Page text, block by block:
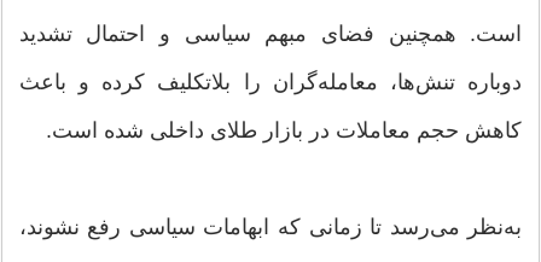
است. همچنین فضای مبهم سیاسی و احتمال تشدید
دوباره تنش‌ها، معامله‌گران را بلاتکلیف کرده و باعث
کاهش حجم معاملات در بازار طلای داخلی شده است.
به‌نظر می‌رسد تا زمانی که ابهامات سیاسی رفع نشوند،